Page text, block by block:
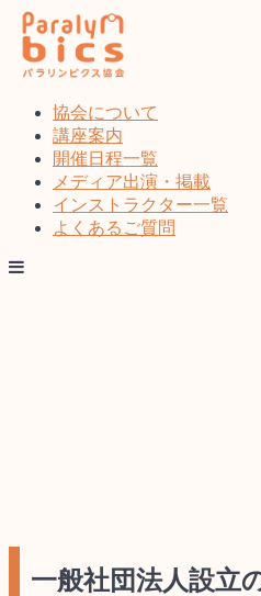
コ
ン
テ
協会について
講座案内
開催日程一覧
メディア出演・掲載
インストラクター一覧
よくあるご質問
一般社団法人設立